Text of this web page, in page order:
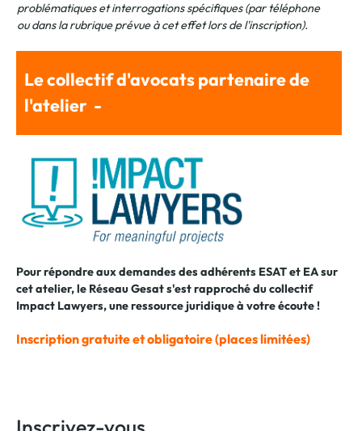
problématiques et interrogations spécifiques (par téléphone
ou dans la rubrique prévue à cet effet lors de l'inscription).
Le collectif d'avocats partenaire de
l'atelier -
Pour répondre aux demandes des adhérents ESAT et EA sur
cet atelier, le Réseau Gesat s'est rapproché du collectif
Impact Lawyers, une ressource juridique à votre écoute !
Inscription gratuite et obligatoire (places limitées)